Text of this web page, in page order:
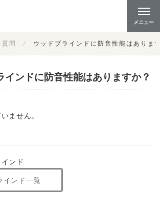
メニュー
問 ウッドブラインドに防音性能はありま
インドに防音性能はありますか？
ません。
ンド
インド一覧